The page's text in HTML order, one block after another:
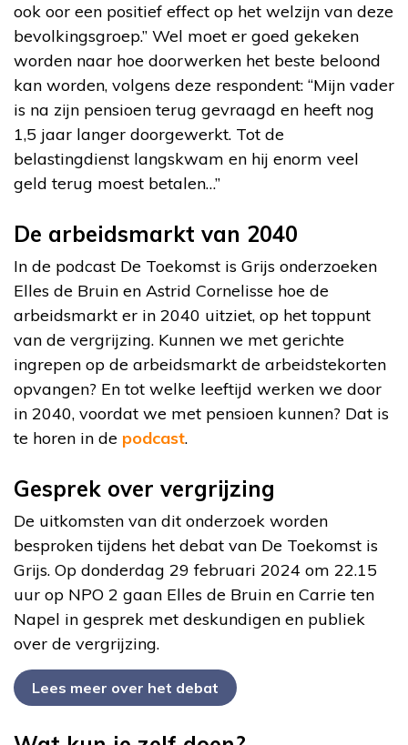
ook oor een positief effect op het welzijn van deze
bevolkingsgroep.” Wel moet er goed gekeken
worden naar hoe doorwerken het beste beloond
kan worden, volgens deze respondent: “Mijn vader
is na zijn pensioen terug gevraagd en heeft nog
1,5 jaar langer doorgewerkt. Tot de
belastingdienst langskwam en hij enorm veel
geld terug moest betalen…”
De arbeidsmarkt van 2040
In de podcast De Toekomst is Grijs onderzoeken
Elles de Bruin en Astrid Cornelisse hoe de
arbeidsmarkt er in 2040 uitziet, op het toppunt
van de vergrijzing. Kunnen we met gerichte
ingrepen op de arbeidsmarkt de arbeidstekorten
opvangen? En tot welke leeftijd werken we door
in 2040, voordat we met pensioen kunnen? Dat is
te horen in de podcast.
Gesprek over vergrijzing
De uitkomsten van dit onderzoek worden
besproken tijdens het debat van De Toekomst is
Grijs. Op donderdag 29 februari 2024 om 22.15
uur op NPO 2 gaan Elles de Bruin en Carrie ten
Napel in gesprek met deskundigen en publiek
over de vergrijzing.
Lees meer over het debat